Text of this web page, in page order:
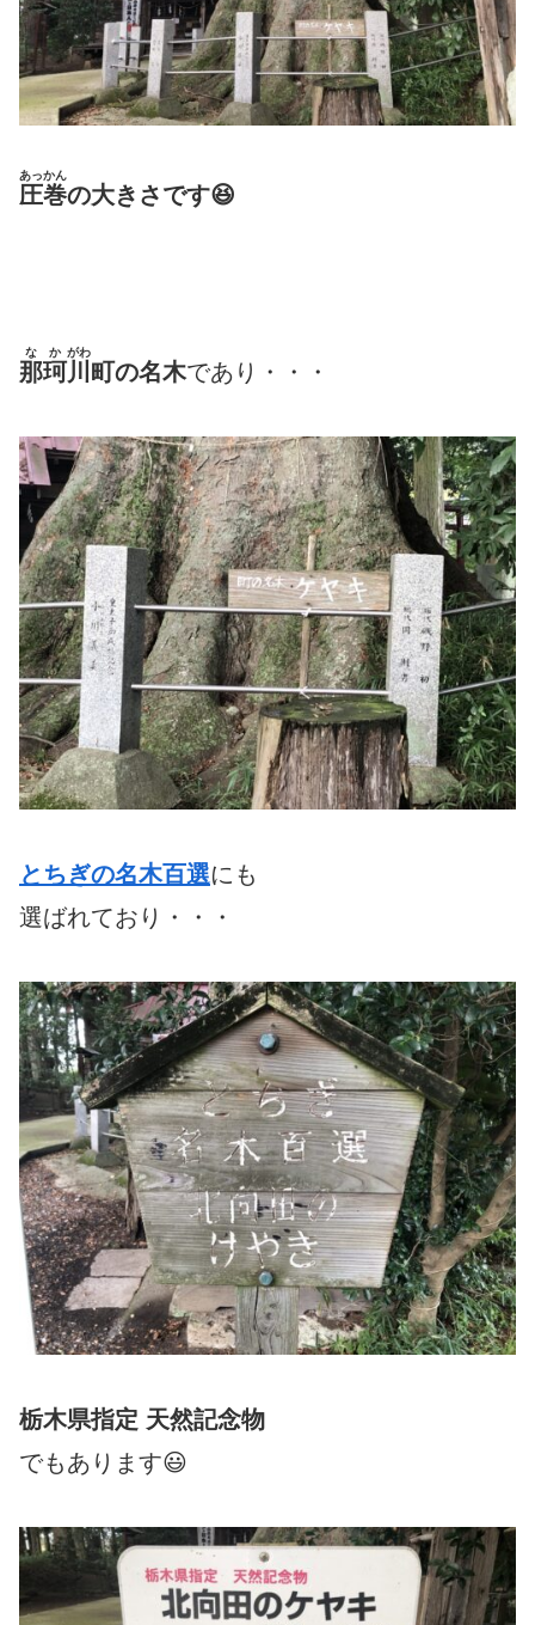
圧巻
あっかん
の大きさです😆
那珂
なか
川
がわ
町の名木であり・・・
とちぎの名木百選にも
選ばれており・・・
栃木県指定 天然記念物
でもあります😃